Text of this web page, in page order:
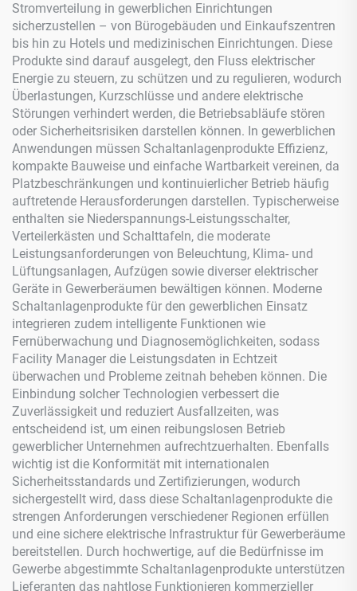
Stromverteilung in gewerblichen Einrichtungen
sicherzustellen – von Bürogebäuden und Einkaufszentren
bis hin zu Hotels und medizinischen Einrichtungen. Diese
Produkte sind darauf ausgelegt, den Fluss elektrischer
Energie zu steuern, zu schützen und zu regulieren, wodurch
Überlastungen, Kurzschlüsse und andere elektrische
Störungen verhindert werden, die Betriebsabläufe stören
oder Sicherheitsrisiken darstellen können. In gewerblichen
Anwendungen müssen Schaltanlagenprodukte Effizienz,
kompakte Bauweise und einfache Wartbarkeit vereinen, da
Platzbeschränkungen und kontinuierlicher Betrieb häufig
auftretende Herausforderungen darstellen. Typischerweise
enthalten sie Niederspannungs-Leistungsschalter,
Verteilerkästen und Schalttafeln, die moderate
Leistungsanforderungen von Beleuchtung, Klima- und
Lüftungsanlagen, Aufzügen sowie diverser elektrischer
Geräte in Gewerberäumen bewältigen können. Moderne
Schaltanlagenprodukte für den gewerblichen Einsatz
integrieren zudem intelligente Funktionen wie
Fernüberwachung und Diagnosemöglichkeiten, sodass
Facility Manager die Leistungsdaten in Echtzeit
überwachen und Probleme zeitnah beheben können. Die
Einbindung solcher Technologien verbessert die
Zuverlässigkeit und reduziert Ausfallzeiten, was
entscheidend ist, um einen reibungslosen Betrieb
gewerblicher Unternehmen aufrechtzuerhalten. Ebenfalls
wichtig ist die Konformität mit internationalen
Sicherheitsstandards und Zertifizierungen, wodurch
sichergestellt wird, dass diese Schaltanlagenprodukte die
strengen Anforderungen verschiedener Regionen erfüllen
und eine sichere elektrische Infrastruktur für Gewerberäume
bereitstellen. Durch hochwertige, auf die Bedürfnisse im
Gewerbe abgestimmte Schaltanlagenprodukte unterstützen
Lieferanten das nahtlose Funktionieren kommerzieller